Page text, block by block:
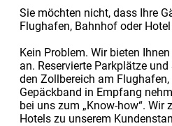
Sie möchten nicht, dass Ihre
Flughafen, Bahnhof oder
Kein Problem. Wir bieten
an. Reservierte Parkplätze
den Zollbereich am
Gepäckband in Empfang
bei uns zum „Know-how“. Wir
Hotels zu unserem